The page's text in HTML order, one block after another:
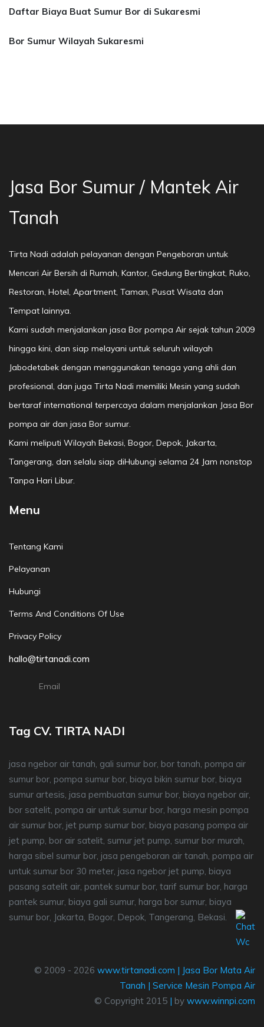
Daftar Biaya Buat Sumur Bor di Sukaresmi
Bor Sumur Wilayah Sukaresmi
Jasa Bor Sumur / Mantek Air
Tanah
Tirta Nadi adalah pelayanan dengan Pengeboran untuk
Mencari Air Bersih di Rumah, Kantor, Gedung Bertingkat, Ruko,
Restoran, Hotel, Apartment, Taman, Pusat Wisata dan
Tempat lainnya.
Kami sudah menjalankan jasa Bor pompa Air sejak tahun 2009
hingga kini, dan siap melayani untuk seluruh wilayah
Jabodetabek dengan menggunakan tenaga yang ahli dan
profesional, dan juga Tirta Nadi memiliki Mesin yang sudah
bertaraf international terpercaya dalam menjalankan Jasa Bor
pompa air dan jasa Bor sumur.
Kami meliputi Wilayah Bekasi, Bogor, Depok, Jakarta,
Tangerang, dan selalu siap diHubungi selama 24 Jam nonstop
Tanpa Hari Libur.
Menu
Tentang Kami
Pelayanan
Hubungi
Terms And Conditions Of Use
Privacy Policy
hallo@tirtanadi.com
Email
Tag CV. TIRTA NADI
jasa ngebor air tanah, gali sumur bor, bor tanah, pompa air
sumur bor, pompa sumur bor, biaya bikin sumur bor, biaya
sumur artesis, jasa pembuatan sumur bor, biaya ngebor air,
bor satelit, pompa air untuk sumur bor, harga mesin pompa
air sumur bor, jet pump sumur bor, biaya pasang pompa air
jet pump, bor air satelit, sumur jet pump, sumur bor murah,
harga sibel sumur bor, jasa pengeboran air tanah, pompa air
untuk sumur bor 30 meter, jasa ngebor jet pump, biaya
pasang satelit air, pantek sumur bor, tarif sumur bor, harga
pantek sumur, biaya gali sumur, harga bor sumur, biaya
sumur bor, Jakarta, Bogor, Depok, Tangerang, Bekasi.
© 2009 - 2026 www.tirtanadi.com | Jasa Bor Mata Air
Tanah | Service Mesin Pompa Air
© Copyright 2015 | by www.winnpi.com